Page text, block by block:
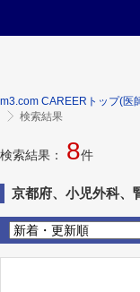
m3.com CAREERトップ(医
検索結果
検索結果： 8件
京都府、小児外科、